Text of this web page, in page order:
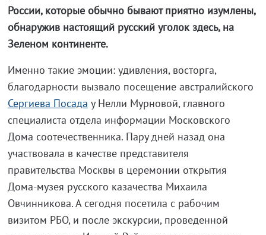
России, которые обычно бывают приятно изумлены,
обнаружив настоящий русский уголок здесь, на
Зеленом континенте.
Именно такие эмоции: удивления, восторга,
благодарности вызвало посещение австралийского
Сергиева Посада у Нелли Мурновой, главного
специалиста отдела информации Московского
Дома соотечественника. Пару дней назад она
участвовала в качестве представителя
правительства Москвы в церемонии открытия
Дома-музея русского казачества Михаила
Овчинникова. А сегодня посетила с рабочим
визитом РБО, и после экскурсии, проведенной